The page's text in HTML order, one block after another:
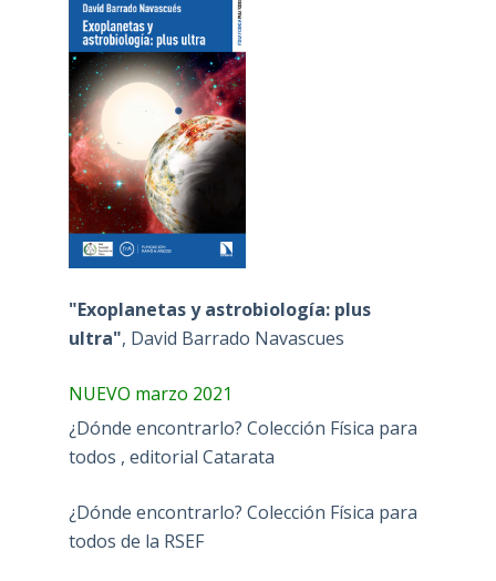
"Exoplanetas y astrobiología: plus
ultra", David Barrado Navascues
NUEVO marzo 2021
¿Dónde encontrarlo? Colección Física para
todos , editorial Catarata
¿Dónde encontrarlo? Colección Física para
todos de la RSEF